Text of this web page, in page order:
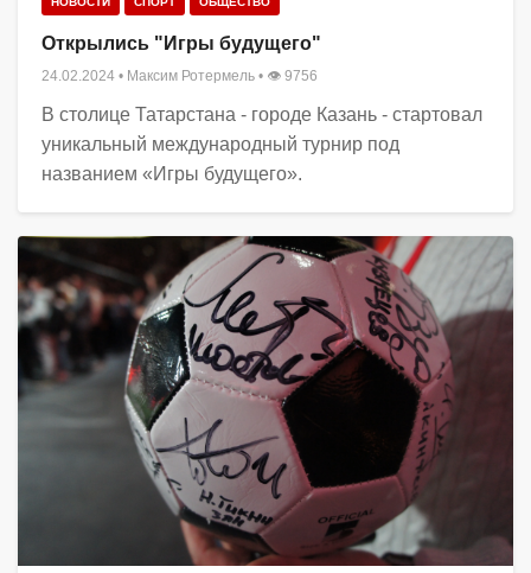
Открылись "Игры будущего"
24.02.2024 • Максим Ротермель • 👁 9756
В столице Татарстана - городе Казань - стартовал
уникальный международный турнир под
названием «Игры будущего».